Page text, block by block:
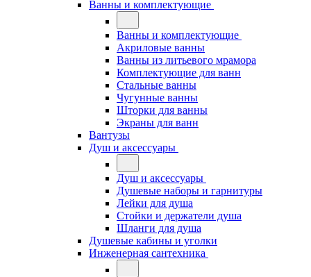
Ванны и комплектующие
Ванны и комплектующие
Акриловые ванны
Ванны из литьевого мрамора
Комплектующие для ванн
Стальные ванны
Чугунные ванны
Шторки для ванны
Экраны для ванн
Вантузы
Душ и аксессуары
Душ и аксессуары
Душевые наборы и гарнитуры
Лейки для душа
Стойки и держатели душа
Шланги для душа
Душевые кабины и уголки
Инженерная сантехника